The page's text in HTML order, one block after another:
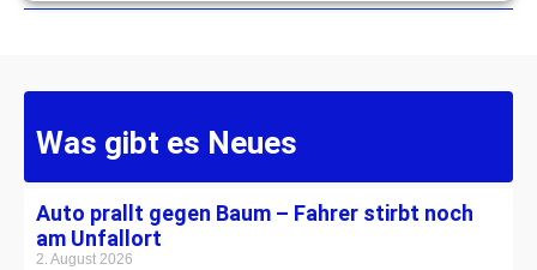
Was gibt es Neues
Auto prallt gegen Baum – Fahrer stirbt noch
am Unfallort
2. August 2026